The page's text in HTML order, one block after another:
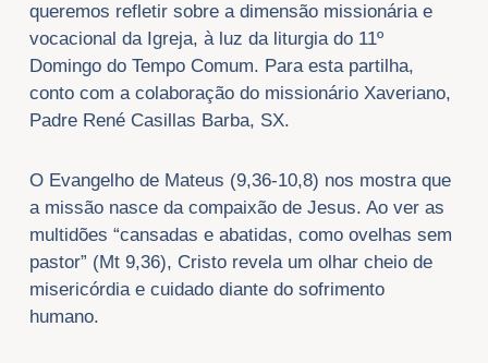
queremos refletir sobre a dimensão missionária e
vocacional da Igreja, à luz da liturgia do 11º
Domingo do Tempo Comum. Para esta partilha,
conto com a colaboração do missionário Xaveriano,
Padre René Casillas Barba, SX.
O Evangelho de Mateus (9,36-10,8) nos mostra que
a missão nasce da compaixão de Jesus. Ao ver as
multidões “cansadas e abatidas, como ovelhas sem
pastor” (Mt 9,36), Cristo revela um olhar cheio de
misericórdia e cuidado diante do sofrimento
humano.